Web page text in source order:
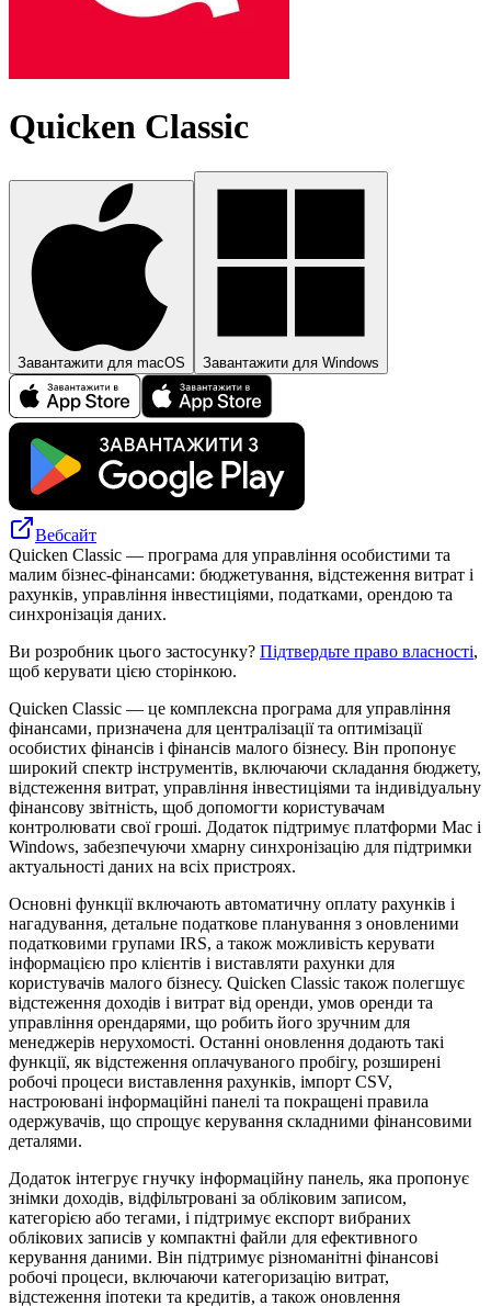
Quicken Classic
Завантажити для macOS Завантажити для Windows
Вебсайт
Quicken Classic — програма для управління особистими та
малим бізнес‑фінансами: бюджетування, відстеження витрат і
рахунків, управління інвестиціями, податками, орендою та
синхронізація даних.
Ви розробник цього застосунку? Підтвердьте право власності,
щоб керувати цією сторінкою.
Quicken Classic — це комплексна програма для управління
фінансами, призначена для централізації та оптимізації
особистих фінансів і фінансів малого бізнесу. Він пропонує
широкий спектр інструментів, включаючи складання бюджету,
відстеження витрат, управління інвестиціями та індивідуальну
фінансову звітність, щоб допомогти користувачам
контролювати свої гроші. Додаток підтримує платформи Mac і
Windows, забезпечуючи хмарну синхронізацію для підтримки
актуальності даних на всіх пристроях.
Основні функції включають автоматичну оплату рахунків і
нагадування, детальне податкове планування з оновленими
податковими групами IRS, а також можливість керувати
інформацією про клієнтів і виставляти рахунки для
користувачів малого бізнесу. Quicken Classic також полегшує
відстеження доходів і витрат від оренди, умов оренди та
управління орендарями, що робить його зручним для
менеджерів нерухомості. Останні оновлення додають такі
функції, як відстеження оплачуваного пробігу, розширені
робочі процеси виставлення рахунків, імпорт CSV,
настроювані інформаційні панелі та покращені правила
одержувачів, що спрощує керування складними фінансовими
деталями.
Додаток інтегрує гнучку інформаційну панель, яка пропонує
знімки доходів, відфільтровані за обліковим записом,
категорією або тегами, і підтримує експорт вибраних
облікових записів у компактні файли для ефективного
керування даними. Він підтримує різноманітні фінансові
робочі процеси, включаючи категоризацію витрат,
відстеження іпотеки та кредитів, а також оновлення